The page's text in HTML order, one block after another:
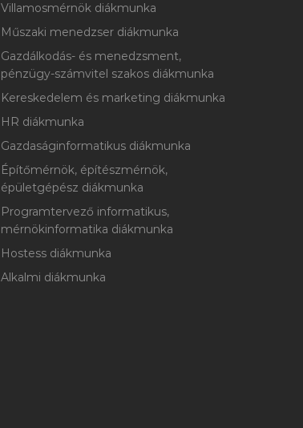
Villamosmérnök diákmunka
Műszaki menedzser diákmunka
Gazdálkodás- és menedzsment,
pénzügy-számvitel szakos diákmunka
Kereskedelem és marketing diákmunka
HR diákmunka
Gazdaságinformatikus diákmunka
Építőmérnök, építészmérnök,
épületgépész diákmunka
Programtervező informatikus,
mérnökinformatika diákmunka
Hostess diákmunka
Alkalmi diákmunka